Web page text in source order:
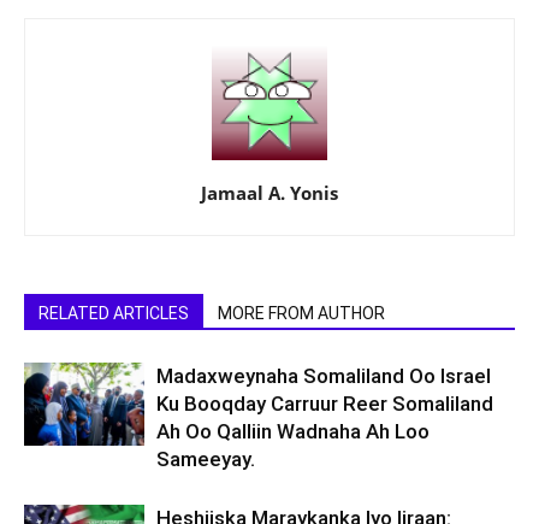
Jamaal A. Yonis
RELATED ARTICLES MORE FROM AUTHOR
Madaxweynaha Somaliland Oo Israel
Ku Booqday Carruur Reer Somaliland
Ah Oo Qalliin Wadnaha Ah Loo
Sameeyay.
Heshiiska Maraykanka Iyo Iiraan: